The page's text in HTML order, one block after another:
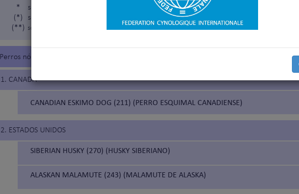
*
(*)
(**)
sometida a una prueba de trabajo según la Nomenclatura de razas de la FCI
sometida a una prueba de trabajo solamente para los países que lo hayan solicitado
sometida a una prueba de trabajo solamente para los países nórdicos (Finlandia, Noruega, Suecia)
Perros nórdicos de trineo
1. CANADÁ
CANADIAN ESKIMO DOG (211) (PERRO ESQUIMAL CANADIENSE)
2. ESTADOS UNIDOS
SIBERIAN HUSKY (270) (HUSKY SIBERIANO)
ALASKAN MALAMUTE (243) (MALAMUTE DE ALASKA)